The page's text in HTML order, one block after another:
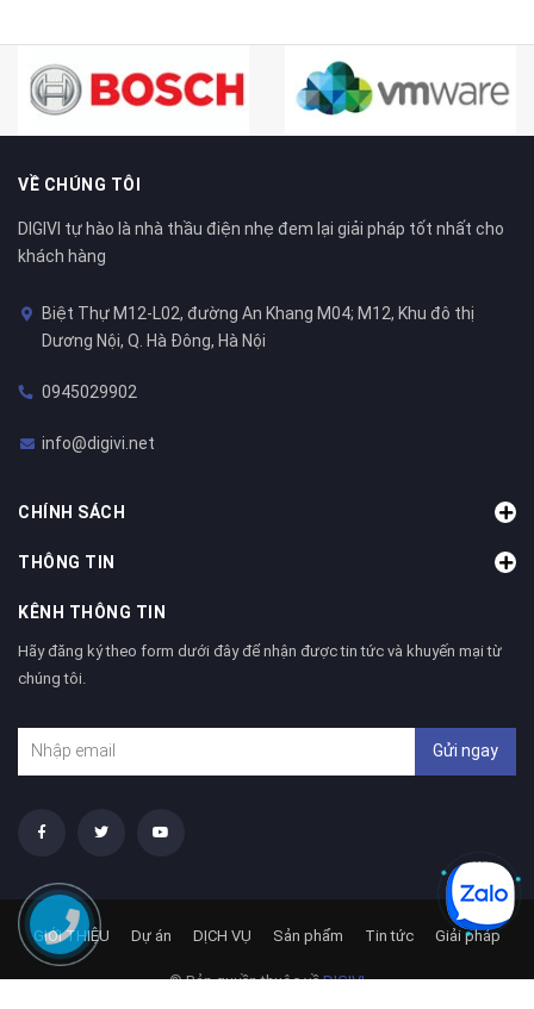
VỀ CHÚNG TÔI
DIGIVI tự hào là nhà thầu điện nhẹ đem lại giải pháp tốt nhất cho
khách hàng
Biệt Thự M12-L02, đường An Khang M04; M12, Khu đô thị
Dương Nội, Q. Hà Đông, Hà Nội
0945029902
info@digivi.net
CHÍNH SÁCH
THÔNG TIN
KÊNH THÔNG TIN
Hãy đăng ký theo form dưới đây để nhận được tin tức và khuyến mại từ
chúng tôi.
Gửi ngay
© Bản quyền thuộc vềDIGIVI
GIỚI THIỆU Dự án DỊCH VỤ Sản phẩm Tin tức Giải pháp